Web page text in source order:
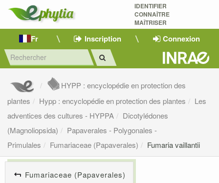
IDENTIFIER
CONNAÎTRE
MAÎTRISER
Fr Inscription Connexion
HYPP : encyclopédie en protection des
plantes
Hypp : encyclopédie en protection des plantes
Les
adventices des cultures - HYPPA
Dicotylédones
(Magnoliopsida)
Papaverales - Polygonales -
Primulales
Fumariaceae (Papaverales) Fumaria vaillantii
Fumariaceae (Papaverales)